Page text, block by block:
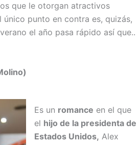
que le otorgan atractivos
único punto en contra es, quizás,
el año pasa rápido así que..
Es un romance en el que
el hijo de la presidenta de
Estados Unidos, Alex